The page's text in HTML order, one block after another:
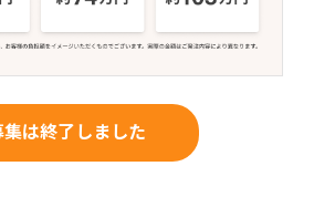
集は終了しました